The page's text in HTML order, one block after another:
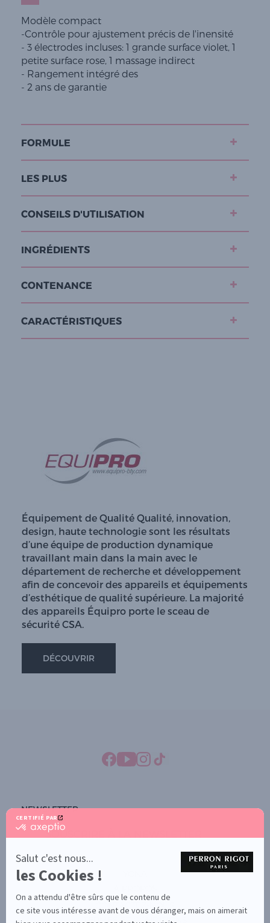
CERTIFIÉ PAR
certifié
En
savoir
plus
sur
Axeptio
Salut c'est nous...
les Cookies !
On a attendu d'être sûrs que le contenu de
ce site vous intéresse avant de vous déranger, mais on aimerait
Modèle compact
-Contrôle pour ajustement précis de l'inensité
- 3 électrodes incluses: 1 grande surface violet, 1
petite surface rose, 1 massage indirect
- Rangement intégré des
- 2 ans de garantie
FORMULE
LES PLUS
CONSEILS D'UTILISATION
INGRÉDIENTS
CONTENANCE
CARACTÉRISTIQUES
Équipement de Qualité Qualité, innovation,
design, haute technologie sont les résultats
d’une équipe de production dynamique
travaillant main dans la main avec le
département de recherche et développement
afin de concevoir des appareils et équipements
d’esthétique de qualité supérieure. La majorité
des appareils Équipro porte le sceau de
sécurité CSA.
DÉCOUVRIR
NEWSLETTER
SOUSCRIRE À LA NEWSLETTER
CONTACTEZ-NOUS
TERMES ET CONDITIONS